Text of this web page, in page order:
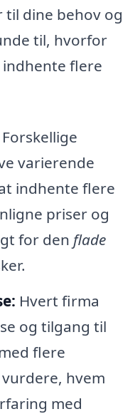
til dine behov og
til, hvorfor
flere
Forskellige
varierende
indhente flere
priser og
for den flade
Hvert firma
og tilgang til
flere
hvem
med